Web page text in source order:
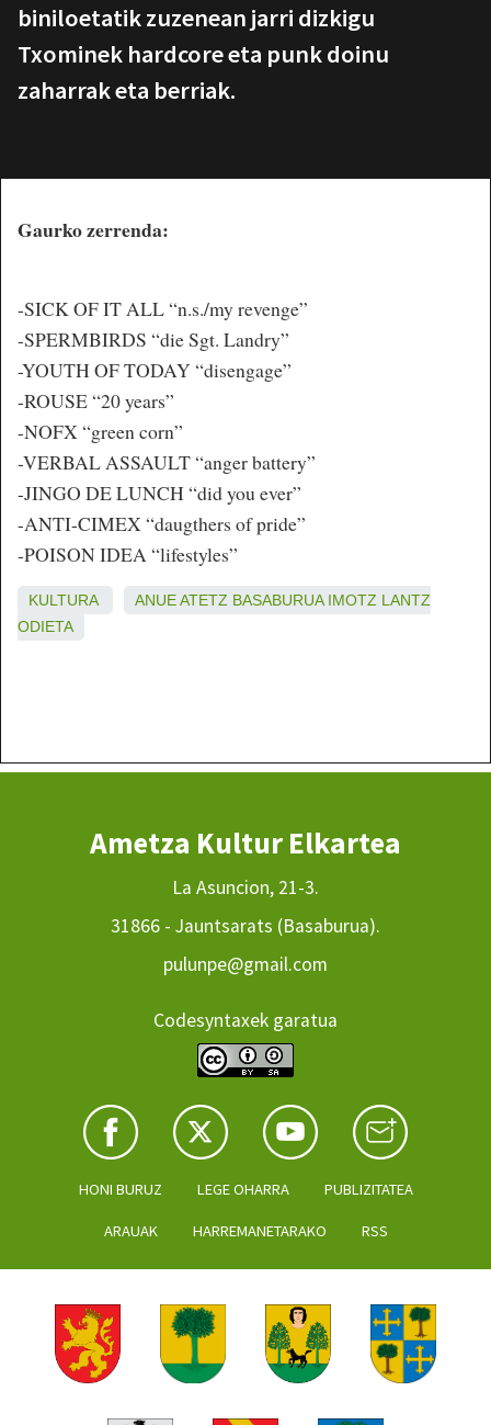
biniloetatik zuzenean jarri dizkigu
Txominek hardcore eta punk doinu
zaharrak eta berriak.
Gaurko zerrenda:
-SICK OF IT ALL “n.s./my revenge”
-SPERMBIRDS “die Sgt. Landry”
-YOUTH OF TODAY “disengage”
-ROUSE “20 years”
-NOFX “green corn”
-VERBAL ASSAULT “anger battery”
-JINGO DE LUNCH “did you ever”
-ANTI-CIMEX “daugthers of pride”
-POISON IDEA “lifestyles”
KULTURA ANUEATETZ BASABURUA IMOTZ LANTZ
ODIETA
Ametza Kultur Elkartea
La Asuncion, 21-3.
31866 - Jauntsarats (Basaburua).
pulunpe@gmail.com
Codesyntaxek garatua
HONI BURUZ LEGE OHARRA PUBLIZITATEA
ARAUAK HARREMANETARAKO RSS